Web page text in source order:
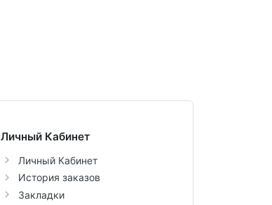
Личный Кабинет
Личный Кабинет
История заказов
Закладки